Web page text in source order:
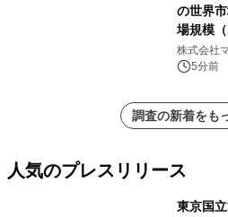
の世界
場規模
を発表
株式会社
5分前
調査の新着をも
人気のプレスリリース
東京国